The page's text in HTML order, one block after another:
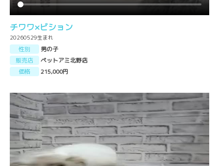
チワワ×ビション
20260529生まれ
性別
男の子
販売店
ペットアミ北野店
価格
215,000円